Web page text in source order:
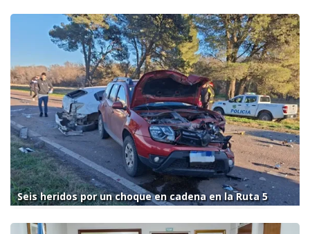
Seis heridos por un choque en cadena en la Ruta 5